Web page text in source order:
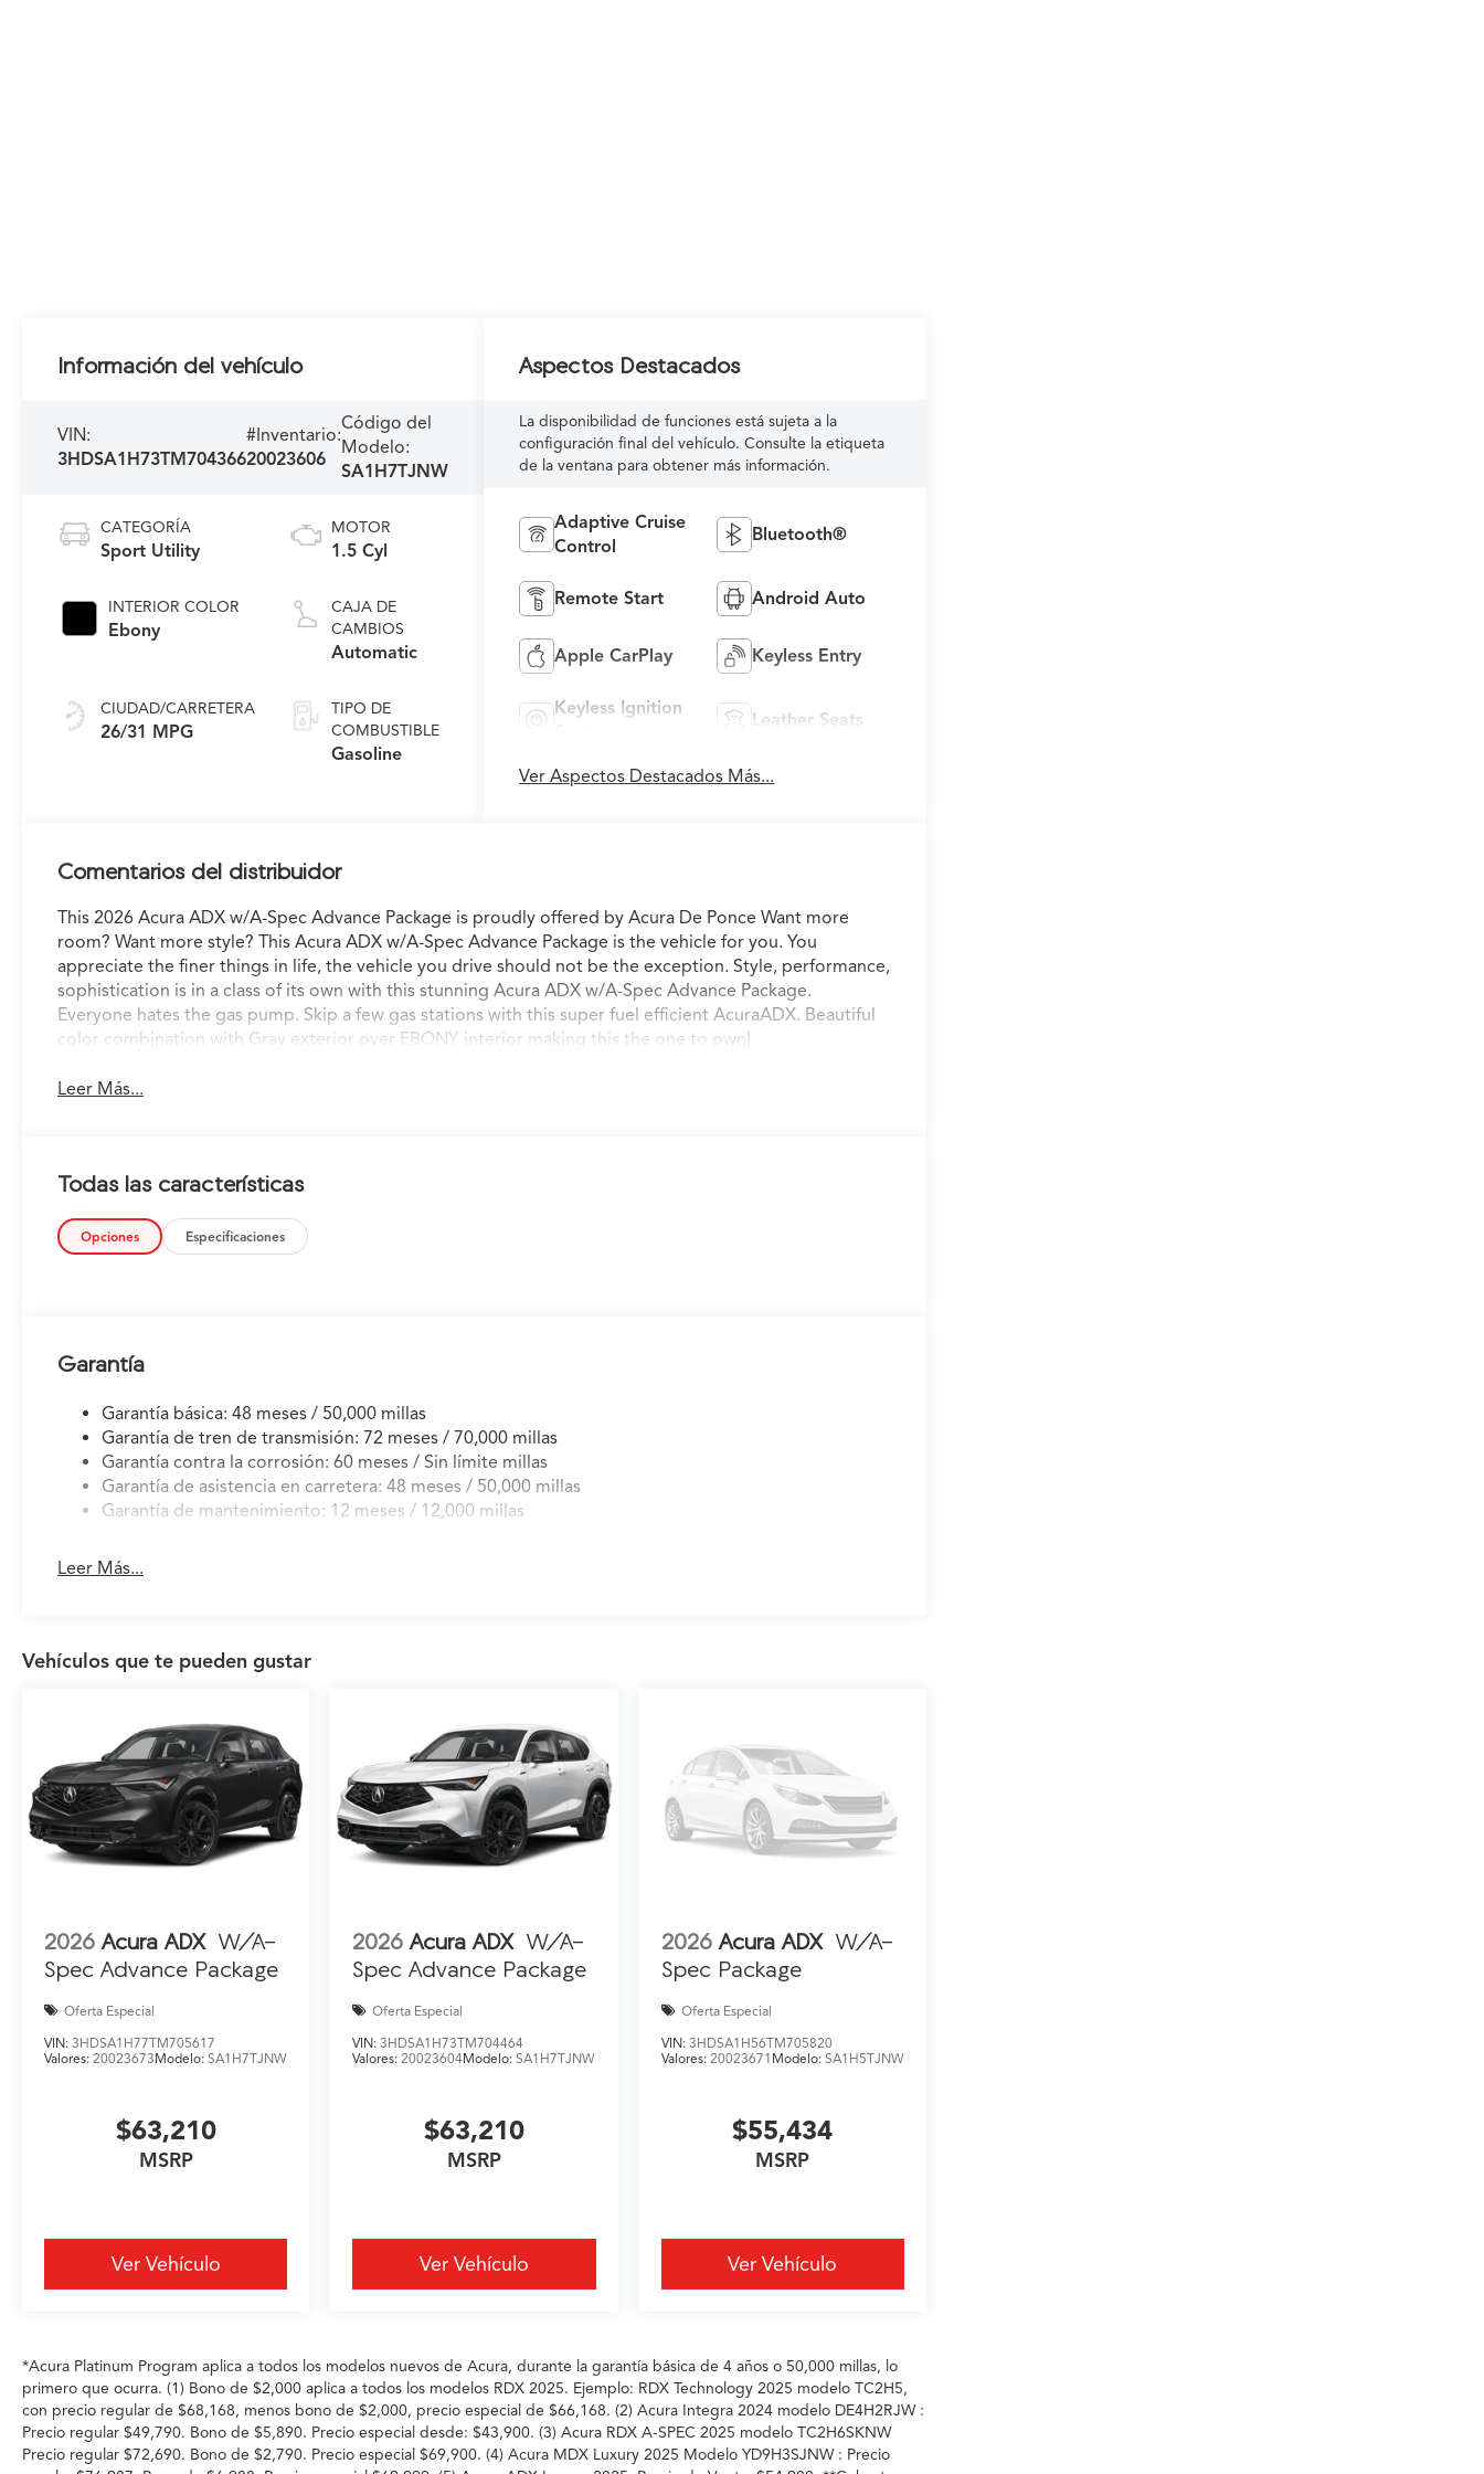
Información del vehículo
VIN:
3HDSA1H73TM704366
#Inventario:
20023606
Código del
Modelo:
SA1H7TJNW
CATEGORÍA
Sport Utility
INTERIOR COLOR
Ebony
CIUDAD/CARRETERA
26/31 MPG
MOTOR
1.5 Cyl
CAJA DE
CAMBIOS
Automatic
TIPO DE
COMBUSTIBLE
Gasoline
Aspectos Destacados
La disponibilidad de funciones está sujeta a la
configuración final del vehículo. Consulte la etiqueta
de la ventana para obtener más información.
Adaptive Cruise
Control
Bluetooth®
Remote Start Android Auto
Apple CarPlay Keyless Entry
Keyless Ignition
Leather Seats
Ver Aspectos Destacados Más...
Comentarios del distribuidor
This 2026 Acura ADX w/A-Spec Advance Package is proudly offered by Acura De Ponce Want more
room? Want more style? This Acura ADX w/A-Spec Advance Package is the vehicle for you. You
appreciate the finer things in life, the vehicle you drive should not be the exception. Style, performance,
sophistication is in a class of its own with this stunning Acura ADX w/A-Spec Advance Package.
Everyone hates the gas pump. Skip a few gas stations with this super fuel efficient AcuraADX. Beautiful
color combination with Gray exterior over EBONY interior making this the one to own!
Leer Más...
Todas las características
Opciones Especificaciones
Garantía
Garantía básica: 48 meses / 50,000 millas
Garantía de tren de transmisión: 72 meses / 70,000 millas
Garantía contra la corrosión: 60 meses / Sin límite millas
Garantía de asistencia en carretera: 48 meses / 50,000 millas
Garantía de mantenimiento: 12 meses / 12,000 millas
Leer Más...
Vehículos que te pueden gustar
2026 Acura ADX W/A-
Spec Advance Package
Oferta Especial
VIN: 3HDSA1H77TM705617
Valores: 20023673Modelo: SA1H7TJNW
$63,210
MSRP
Ver Vehículo
2026 Acura ADX W/A-
Spec Advance Package
Oferta Especial
VIN:3HDSA1H73TM704464
Valores:20023604Modelo:SA1H7TJNW
$63,210
MSRP
Ver Vehículo
2026 Acura ADX W/A-
Spec Package
Oferta Especial
VIN: 3HDSA1H56TM705820
Valores: 20023671 Modelo: SA1H5TJNW
$55,434
MSRP
Ver Vehículo
*Acura Platinum Program aplica a todos los modelos nuevos de Acura, durante la garantía básica de 4 años o 50,000 millas, lo
primero que ocurra. (1) Bono de $2,000 aplica a todos los modelos RDX 2025. Ejemplo: RDX Technology 2025 modelo TC2H5,
con precio regular de $68,168, menos bono de $2,000, precio especial de $66,168. (2) Acura Integra 2024 modelo DE4H2RJW :
Precio regular $49,790. Bono de $5,890. Precio especial desde: $43,900. (3) Acura RDX A-SPEC 2025 modelo TC2H6SKNW
Precio regular $72,690. Bono de $2,790. Precio especial $69,900. (4) Acura MDX Luxury 2025 Modelo YD9H3SJNW : Precio